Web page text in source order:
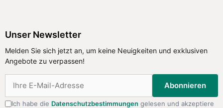
Unser Newsletter
Melden Sie sich jetzt an, um keine Neuigkeiten und exklusiven
Angebote zu verpassen!
Abonnieren
Ich habe die Datenschutzbestimmungen gelesen und akzeptiere
zu verpassen!
Abonnieren